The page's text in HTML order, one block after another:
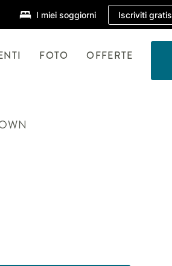
I miei soggiorni Iscriviti gratis
FOTO OFFERTE